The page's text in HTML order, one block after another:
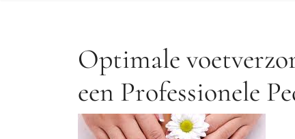
Optimale
een Professionele